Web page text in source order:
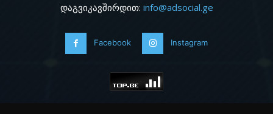
დაგვიკავშირდით: info@adsocial.ge
Facebook Instagram